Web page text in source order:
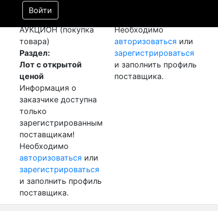
Войти
Победитель выбран
Лот №:1496
АУКЦИОН (покупка
товара)
Раздел:
Лот с открытой
ценой
Информация о
заказчике доступна
только
зарегистрированным
поставщикам!
Необходимо
авторизоваться или
зарегистрироваться
и заполнить профиль
поставщика.
Необходимо
авторизоваться или
зарегистрироваться
и заполнить профиль
поставщика.